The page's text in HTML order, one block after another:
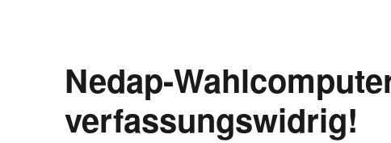
Nedap-
verfassungswidrig!